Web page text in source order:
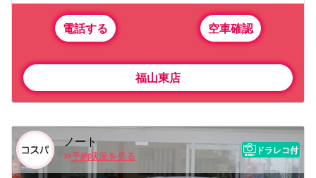
電話する 空車確認
福山東店
ノート
予約状況を見る
ドラレコ付